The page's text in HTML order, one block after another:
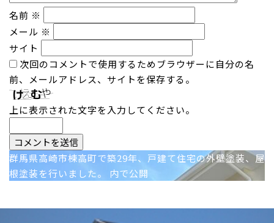
名前 ※
メール ※
サイト
次回のコメントで使用するためブラウザーに自分の名
前、メールアドレス、サイトを保存する。
上に表示された文字を入力してください。
投
稿
ナ
群馬県高崎市棟高町で築29年、戸建て住宅の外壁塗装、屋
根塗装を行いました。
内で公開